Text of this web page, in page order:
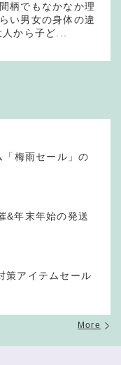
柄でもなかなか理
い男女の身体の違
人から子ど...
梅雨セール」の
&年末年始の発送
策アイテムセール
More